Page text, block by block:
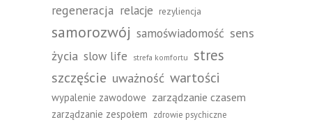
regeneracja relacje rezyliencja
samorozwój samoświadomość sens
życia slow life strefa komfortu stres
szczęście uważność wartości
wypalenie zawodowe zarządzanie czasem
zarządzanie zespołem zdrowie psychiczne